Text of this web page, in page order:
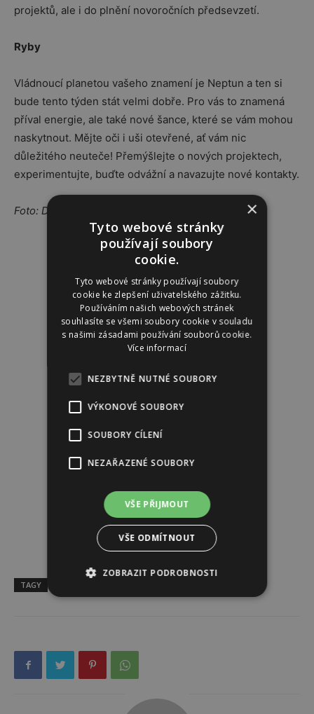
projektů, ale i do plnění novoročních předsevzetí.
Ryby
Vládnoucí planetou vašeho znamení je Neptun a ten si
bude tento týden stát velmi dobře. Pro vás to znamená
příval energie, ale také nové šance, které se vám mohou
naskytnout. Mějte oči i uši otevřené, ať vám nic
důležitého neuteče! Přemýšlejte o nových projektech,
experimentujte, buďte odvážní a navazujte nové kontakty.
Foto: Depositphotos.com
Reklama
TAGY
×
Tyto webové stránky
používají soubory
cookie.
Tyto webové stránky používají soubory
cookie ke zlepšení uživatelského zážitku.
Používáním našich webových stránek
souhlasíte se všemi soubory cookie v souladu
s našimi zásadami používání souborů cookie.
Více informací
NEZBYTNĚ NUTNÉ SOUBORY
VÝKONOVÉ SOUBORY
SOUBORY CÍLENÍ
NEZAŘAZENÉ SOUBORY
VŠE PŘIJMOUT
VŠE ODMÍTNOUT
ZOBRAZIT PODROBNOSTI